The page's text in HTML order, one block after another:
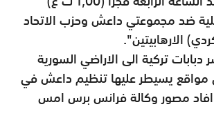
ضد مجموعتي داعش وحزب الاتحاد
الارهابيتين".
تركية الى الاراضي السورية
مواقع يسيطر عليها تنظيم داعش في
افاد مصور وكالة فرانس برس امس